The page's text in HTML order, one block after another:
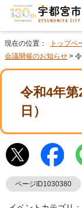
現在の位置： トップペ
会議開催のお知らせ >
令和4年
日）
ページID1030380